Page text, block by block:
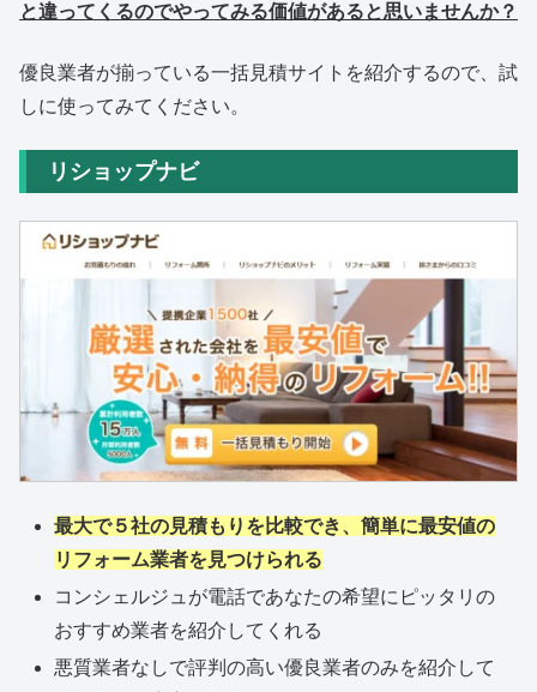
と違ってくるのでやってみる価値があると思いませんか？
優良業者が揃っている一括見積サイトを紹介するので、試
しに使ってみてください。
リショップナビ
最大で５社の見積もりを比較でき、簡単に最安値の
リフォーム業者を見つけられる
コンシェルジュが電話であなたの希望にピッタリの
おすすめ業者を紹介してくれる
悪質業者なしで評判の高い優良業者のみを紹介して